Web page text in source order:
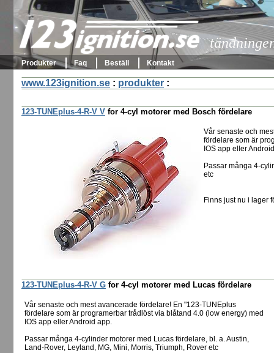
123ignition.se
Produkter Faq Beställ Kontakt
www.123ignition.se : produkter :
123-TUNEplus-4-R-V V for 4-cyl motorer med Bosch fördelare
Vår senaste och
fördelare som är
IOS app eller
Passar många 4-
etc
Finns just nu i lager
123-TUNEplus-4-R-V G for 4-cyl motorer med Lucas fördelare
Vår senaste och mest avancerade fördelare! En "123-TUNEplus
fördelare som är programerbar trådlöst via blåtand 4.0 (low energy) med
IOS app eller Android app.
Passar många 4-cylinder motorer med Lucas fördelare, bl. a. Austin,
Land-Rover, Leyland, MG, Mini, Morris, Triumph, Rover etc